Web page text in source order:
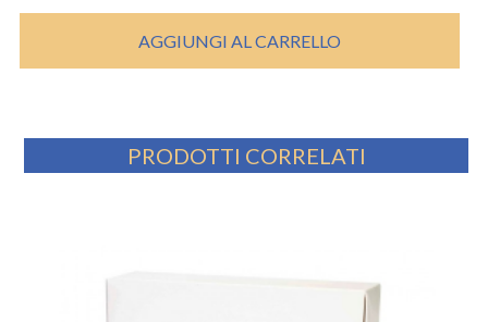
AGGIUNGI AL CARRELLO
PRODOTTI CORRELATI